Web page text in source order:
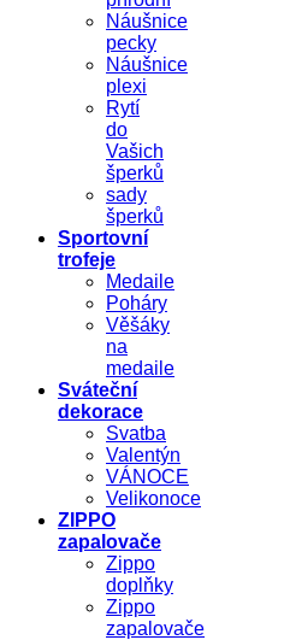
Náušnice
pecky
Náušnice
plexi
Rytí
do
Vašich
šperků
sady
šperků
Sportovní
trofeje
Medaile
Poháry
Věšáky
na
medaile
Sváteční
dekorace
Svatba
Valentýn
VÁNOCE
Velikonoce
ZIPPO
zapalovače
Zippo
doplňky
Zippo
zapalovače